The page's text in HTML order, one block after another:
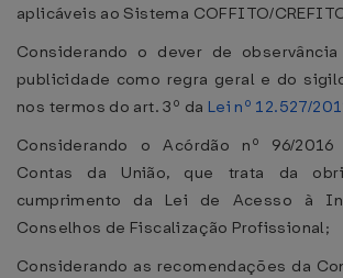
aplicáveis ao Sistema COFFITO/
Considerando o dever de
publicidade como regra geral e do
nos termos do art. 3º da Lei nº 12.527/
Considerando o Acórdão nº 96/
Contas da União, que trata da
cumprimento da Lei de Acesso à
Conselhos de Fiscalização Profissional;
Considerando as recomendações da